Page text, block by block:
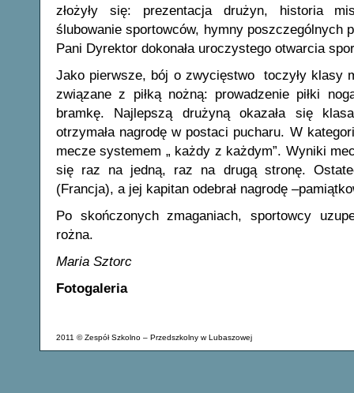
złożyły się: prezentacja drużyn, historia
ślubowanie sportowców, hymny poszczególnych
Pani Dyrektor dokonała uroczystego otwarcia
Jako pierwsze, bój o zwycięstwo toczyły klasy
związane z piłką nożną: prowadzenie piłki
bramkę. Najlepszą drużyną okazała się
otrzymała nagrodę w postaci pucharu. W
mecze systemem „ każdy z każdym”. Wyniki
się raz na jedną, raz na drugą stronę.
(Francja), a jej kapitan odebrał nagrodę
Po skończonych zmaganiach, sportowcy
rożna.
Maria Sztorc
Fotogaleria
2011 © Zespół Szkolno – Przedszkolny w Lubaszowej